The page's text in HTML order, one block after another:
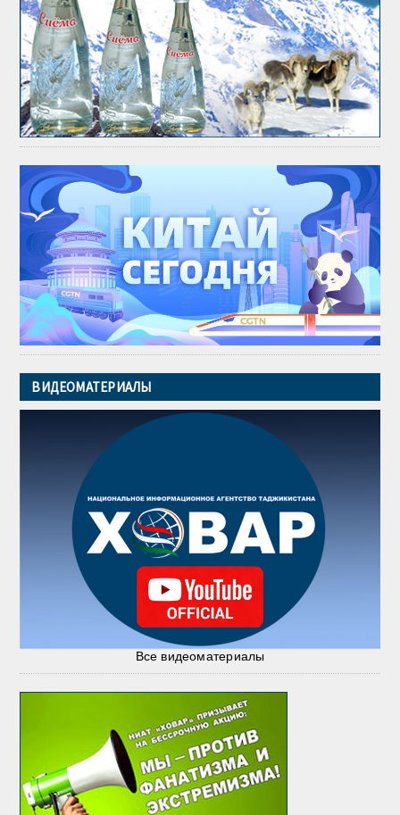
ВИДЕОМАТЕРИАЛЫ
Все видеоматериалы